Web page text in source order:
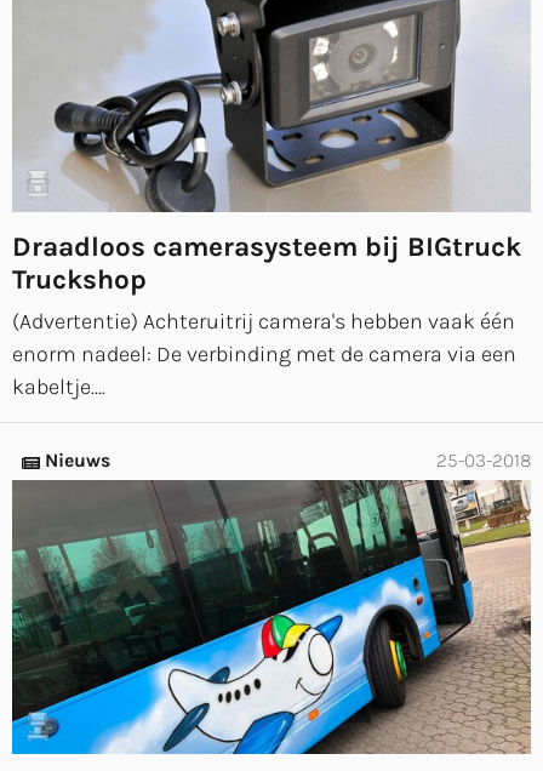
Draadloos camerasysteem bij BIGtruck
Truckshop
(Advertentie) Achteruitrij camera's hebben vaak één
enorm nadeel: De verbinding met de camera via een
kabeltje.…
Nieuws 25-03-2018